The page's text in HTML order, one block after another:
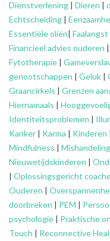
Dienstverlening | Dieren |
Echtscheiding |
Essentiële oliën| Faalangst
Financieel advies ouderen |
Fytotherapie |
genootschappen | Geluk |
Graancirkels | Grenzen
Hiernamaals |
Identiteitsproblemen |
Kanker | Karma | Kinderen |
Mindfulness | Mishandeling
Nieuwetijdskinderen |
| Oplossingsgericht
Ouderen |
doorbreken | PEM |
psychologie | Praktische
Touch | Reconnective